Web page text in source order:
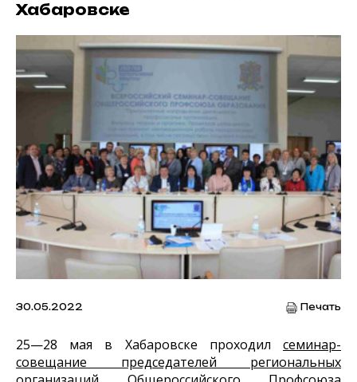
Хабаровске
30.05.2022 Печать
25—28 мая в Хабаровске проходил семинар-
совещание председателей региональных